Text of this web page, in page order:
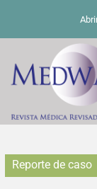
De los
Reporte de caso